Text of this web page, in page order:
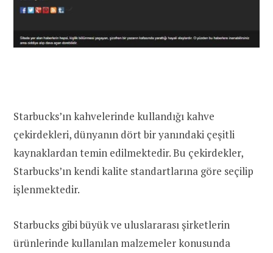
Starbucks’ın kahvelerinde kullandığı kahve
çekirdekleri, dünyanın dört bir yanındaki çeşitli
kaynaklardan temin edilmektedir. Bu çekirdekler,
Starbucks’ın kendi kalite standartlarına göre seçilip
işlenmektedir.
Starbucks gibi büyük ve uluslararası şirketlerin
ürünlerinde kullanılan malzemeler konusunda